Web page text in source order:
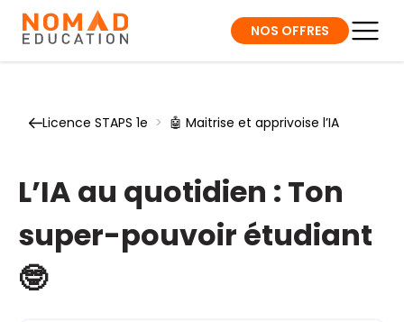
NOS OFFRES
Licence STAPS 1e > 🤖 Maitrise et apprivoise l’IA
L’IA au quotidien : Ton
super-pouvoir étudiant
🤓